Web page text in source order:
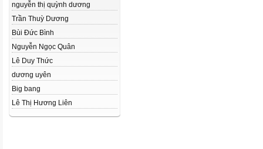
nguyễn thị quỳnh dương
Trần Thuỳ Dương
Bùi Đức Bình
Nguyễn Ngọc Quân
Lê Duy Thức
dương uyên
Big bang
Lê Thị Hương Liên